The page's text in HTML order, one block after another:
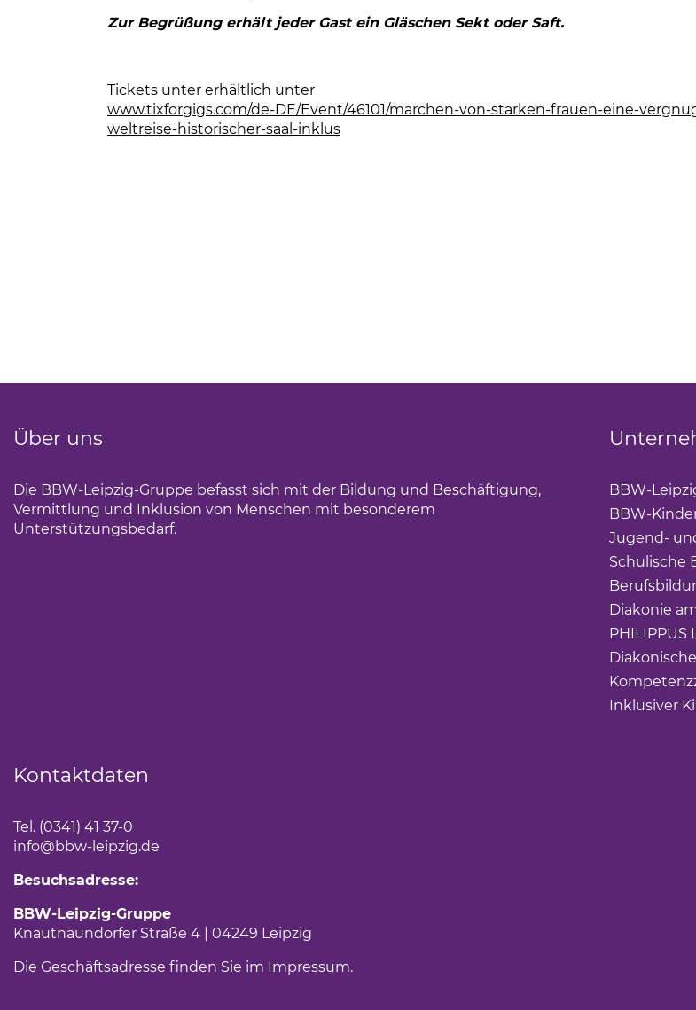
Zur Begrüßung erhält jeder Gast ein Gläschen Sekt oder Saft.
Tickets unter erhältlich unter
www.tixforgigs.com/de-DE/Event/46101/marchen-von-starken-frauen-eine-
weltreise-historischer-saal-inklus
Über uns
Die BBW-Leipzig-Gruppe befasst sich mit der Bildung und Beschäftigung,
Vermittlung und Inklusion von Menschen mit besonderem
Unterstützungsbedarf.
BBW-
BBW-
Jugend-
Schulische
Diakonie
PHILIPPUS
Inklusiver
Kontaktdaten
Tel. (0341) 41 37-0
info@bbw-leipzig.de
Besuchsadresse:
BBW-Leipzig-Gruppe
Knautnaundorfer Straße 4 | 04249 Leipzig
Die Geschäftsadresse finden Sie im Impressum.